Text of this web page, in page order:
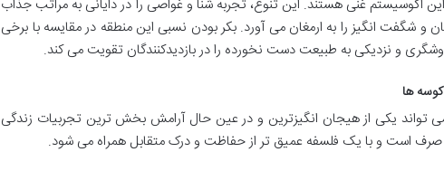
اکوسیستم غنی هستند. این تنوع، تجربه شنا و غواصی را در دایانی به مراتب جذاب
و شگفت انگیز را به ارمغان می آورد. بکر بودن نسبی این منطقه در مقایسه با برخی
و نزدیکی به طبیعت دست نخورده را در بازدیدکنندگان تقویت می کند.
ها
تواند یکی از هیجان انگیزترین و در عین حال آرامش بخش ترین تجربیات زندگی
صرف است و با یک فلسفه عمیق تر از حفاظت و درک متقابل همراه می شود.